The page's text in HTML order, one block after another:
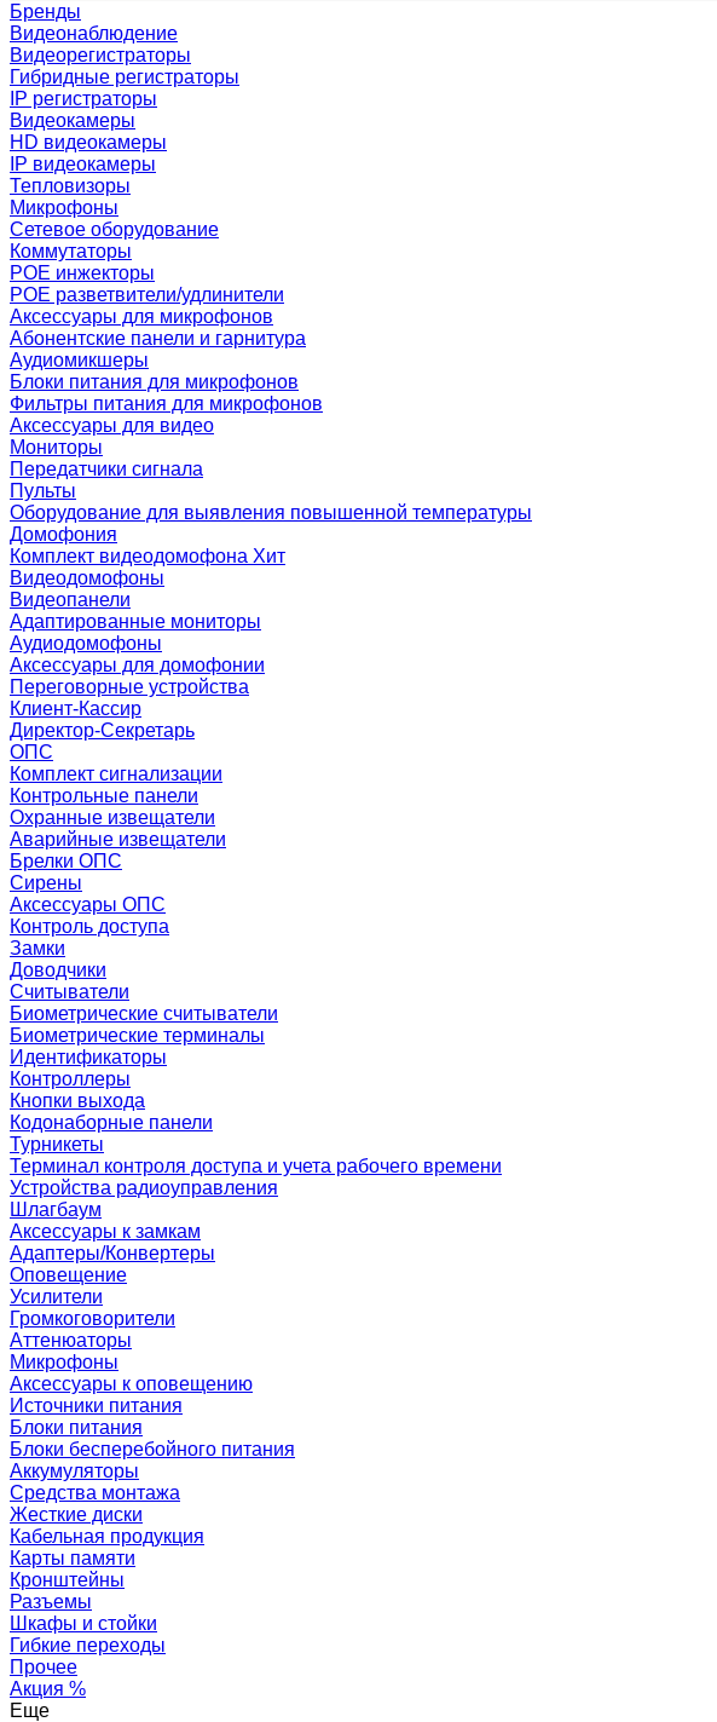
Бренды
Видеонаблюдение
Видеорегистраторы
Гибридные регистраторы
IP регистраторы
Видеокамеры
HD видеокамеры
IP видеокамеры
Тепловизоры
Микрофоны
Сетевое оборудование
Коммутаторы
POE инжекторы
POE разветвители/удлинители
Аксессуары для микрофонов
Абонентские панели и гарнитура
Аудиомикшеры
Блоки питания для микрофонов
Фильтры питания для микрофонов
Аксессуары для видео
Мониторы
Передатчики сигнала
Пульты
Оборудование для выявления повышенной температуры
Домофония
Комплект видеодомофона Хит
Видеодомофоны
Видеопанели
Адаптированные мониторы
Аудиодомофоны
Аксессуары для домофонии
Переговорные устройства
Клиент-Кассир
Директор-Секретарь
ОПС
Комплект сигнализации
Контрольные панели
Охранные извещатели
Аварийные извещатели
Брелки ОПС
Сирены
Аксессуары ОПС
Контроль доступа
Замки
Доводчики
Считыватели
Биометрические считыватели
Биометрические терминалы
Идентификаторы
Контроллеры
Кнопки выхода
Кодонаборные панели
Турникеты
Терминал контроля доступа и учета рабочего времени
Устройства радиоуправления
Шлагбаум
Аксессуары к замкам
Адаптеры/Конвертеры
Оповещение
Усилители
Громкоговорители
Аттенюаторы
Микрофоны
Аксессуары к оповещению
Источники питания
Блоки питания
Блоки бесперебойного питания
Аккумуляторы
Средства монтажа
Жесткие диски
Кабельная продукция
Карты памяти
Кронштейны
Разъемы
Шкафы и стойки
Гибкие переходы
Прочее
Акция %
Еще